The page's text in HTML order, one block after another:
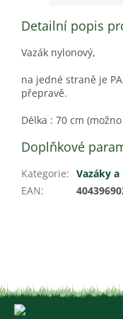
Detailní popis
Vazák nylonový,
na jedné straně je
přepravě.
Délka : 70 cm
Doplňkové
Kategorie: Vazáky
EAN: